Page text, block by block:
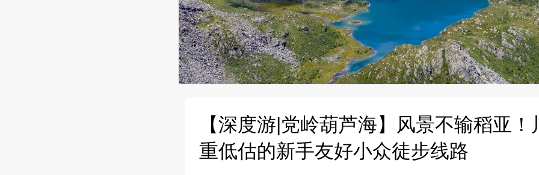
【深度游|党岭葫芦海】风景不输稻亚！
重低估的新手友好小众徒步线路